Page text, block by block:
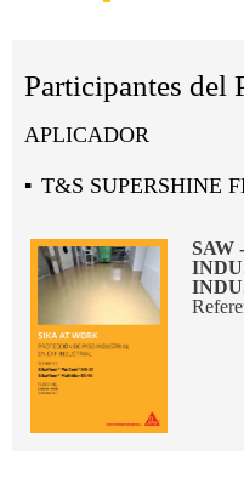
Participantes del
APLICADOR
T&S SUPERSHINE
SAW